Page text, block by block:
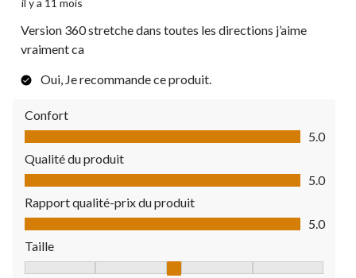
Version 360 stretche dans toutes les directions j’aime
vraiment ca
Oui, Je recommande ce produit.
Confort
Confort, 5.0 sur 5
5.0
Qualité du produit
Qualité du produit, 5.0 sur 5
5.0
Rapport qualité-prix du produit
Rapport qualité-prix du produit, 5.0 sur 5
5.0
Taille